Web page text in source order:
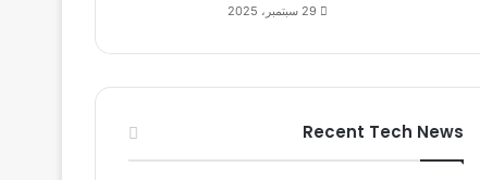
29 سبتمبر، 2025
Recent Tech News